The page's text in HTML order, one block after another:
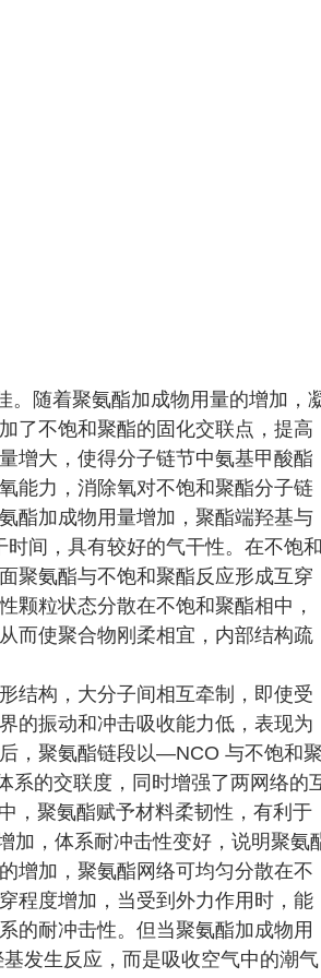
。随着聚氨酯加成物用量的增加，
了不饱和聚酯的固化交联点，提高
增大，使得分子链节中氨基甲酸酯
能力，消除氧对不饱和聚酯分子链
酯加成物用量增加，聚酯端羟基与
间，具有较好的气干性。在不饱
聚氨酯与不饱和聚酯反应形成互穿
颗粒状态分散在不饱和聚酯相中，
而使聚合物刚柔相宜，内部结构疏
结构，大分子间相互牵制，即使受
的振动和冲击吸收能力低，表现为
，聚氨酯链段以—NCO 与不饱和
的交联度，同时增强了两网络的
，聚氨酯赋予材料柔韧性，有利于
加，体系耐冲击性变好，说明聚氨
增加，聚氨酯网络可均匀分散在不
程度增加，当受到外力作用时，能
的耐冲击性。但当聚氨酯加成物用
发生反应，而是吸收空气中的潮气